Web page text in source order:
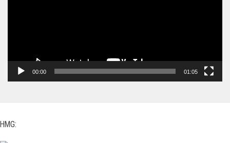
00:00 01:05
HMG: